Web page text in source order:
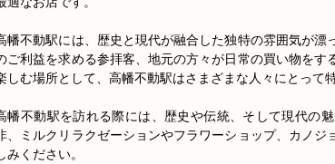
幡不動駅には、歴史と現代が融合した独特の雰囲気が
ご利益を求める参拝客、地元の方々が日常の買い物を
しむ場所として、高幡不動駅はさまざまな人々にとって
幡不動駅を訪れる際には、歴史や伝統、そして現代の
、ミルクリラクゼーションやフラワーショップ、カノ
みください。